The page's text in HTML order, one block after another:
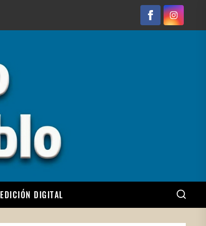
FacebookInstagram
EDICIÓN DIGITAL